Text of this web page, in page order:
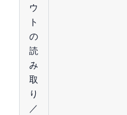
ウ
ト
の
読
み
取
り
／